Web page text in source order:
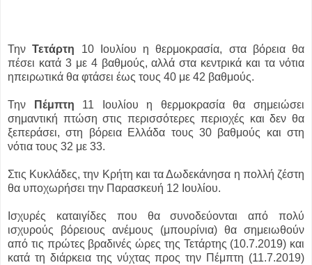
ΤηνΤετάρτη 10 Ιουλίου η θερμοκρασία, στα βόρεια θα
πέσει κατά 3 με 4 βαθμούς, αλλά στα κεντρικά και τα νότια
ηπειρωτικά θα φτάσει έως τους 40 με 42 βαθμούς.
Την Πέμπτη 11 Ιουλίου η θερμοκρασία θα σημειώσει
σημαντική πτώση στις περισσότερες περιοχές και δεν θα
ξεπεράσει, στη βόρεια Ελλάδα τους 30 βαθμούς και στη
νότια τους 32 με 33.
Στις Κυκλάδες, την Κρήτη και τα Δωδεκάνησα η πολλή ζέστη
θα υποχωρήσει την Παρασκευή 12 Ιουλίου.
Ισχυρές καταιγίδες που θα συνοδεύονται από πολύ
ισχυρούς βόρειους ανέμους (μπουρίνια) θα σημειωθούν
από τις πρώτες βραδινές ώρες της Τετάρτης (10.7.2019) και
κατά τη διάρκεια της νύχτας προς την Πέμπτη (11.7.2019)